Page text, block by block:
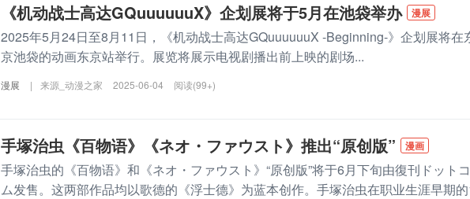
《机动战士高达GQuuuuuuX》企划展将于5月在池袋举办 漫展
2025年5月24日至8月11日，《机动战士高达GQuuuuuuX -Beginning-》企划展将在
京池袋的动画东京站举行。展览将展示电视剧播出前上映的剧场...
漫展 | 来源_动漫之家 2025-06-04 阅读(99+)
手塚治虫《百物语》《ネオ・ファウスト》推出“原创版” 漫画
手塚治虫的《百物语》和《ネオ・ファウスト》“原创版”将于6月下旬由復刊ドットコ
ム发售。这两部作品均以歌德的《浮士德》为蓝本创作。手塚治虫在职业生涯早期